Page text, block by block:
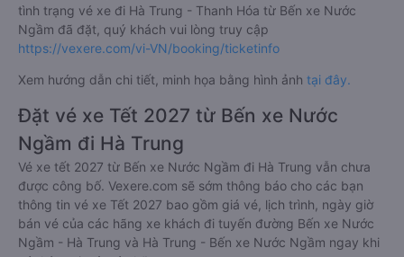
tình trạng vé xe đi Hà Trung - Thanh Hóa từ Bến xe Nước
Ngầm đã đặt, quý khách vui lòng truy cập
https://vexere.com/vi-VN/booking/ticketinfo
Xem hướng dẫn chi tiết, minh họa bằng hình ảnh tại đây.
Đặt vé xe Tết 2027 từ Bến xe Nước
Ngầm đi Hà Trung
Vé xe tết 2027 từ Bến xe Nước Ngầm đi Hà Trung vẫn chưa
được công bố. Vexere.com sẽ sớm thông báo cho các bạn
thông tin vé xe Tết 2027 bao gồm giá vé, lịch trình, ngày giờ
bán vé của các hãng xe khách đi tuyến đường Bến xe Nước
Ngầm - Hà Trung và Hà Trung - Bến xe Nước Ngầm ngay khi